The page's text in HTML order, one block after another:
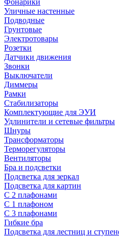
Фонарики
Уличные настенные
Подводные
Грунтовые
Электротовары
Розетки
Датчики движения
Звонки
Выключатели
Диммеры
Рамки
Стабилизаторы
Комплектующие для ЭУИ
Удлинители и сетевые фильтры
Шнуры
Трансформаторы
Терморегуляторы
Вентиляторы
Бра и подсветки
Подсветка для зеркал
Подсветка для картин
С 2 плафонами
С 1 плафоном
С 3 плафонами
Гибкие бра
Подсветка для лестниц и